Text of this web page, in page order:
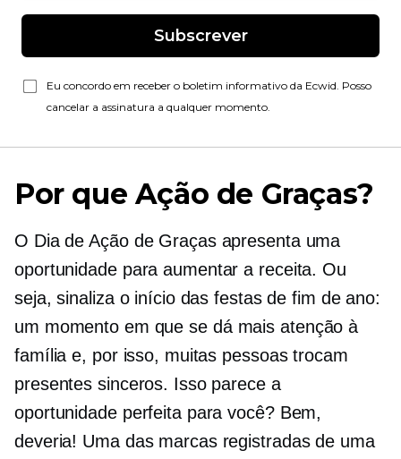
Subscrever
Eu concordo em receber o boletim informativo da Ecwid. Posso
cancelar a assinatura a qualquer momento.
Por que Ação de Graças?
O Dia de Ação de Graças apresenta uma
oportunidade para aumentar a receita. Ou
seja, sinaliza o início das festas de fim de ano:
um momento em que se dá mais atenção à
família e, por isso, muitas pessoas trocam
presentes sinceros. Isso parece a
oportunidade perfeita para você? Bem,
deveria! Uma das marcas registradas de uma